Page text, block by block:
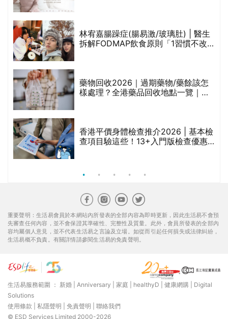
林宥嘉腸躁症(腸易激/玻璃肚) | 醫生
拆解FODMAP飲食原則「1習慣不改
藥物回收2026｜過期藥物/藥餘該怎
樣處理？全港藥品回收地點一覽｜屈
香港平價身體檢查推介2026 | 基本檢
查項目驗這些！13+入門版檢查優惠
重要聲明：生活易會員於本網站內所發表的全部內容為即時更新，因此生活易不會預
先審查任何內容，並不會保證其準確性、完整性及質量。此外，會員所發表的全部內
容均屬個人意見，並不代表生活易之言論及立場。如從而引起任何損失或法律糾紛，
生活易概不負責。有關詳情請參閱生活易的免責聲明。
生活易服務範圍 ： 新婚 Anniversary 家庭 healthyD 健康網購
Digital
Solutions
使用條款
私隱聲明 免責聲明
聯絡我們
© ESD Services Limited 2000-2026